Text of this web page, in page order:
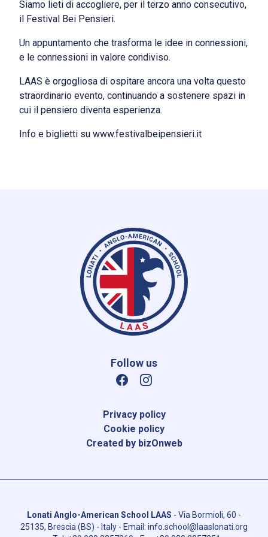
Siamo lieti di accogliere, per il terzo anno consecutivo,
il Festival Bei Pensieri.
Un appuntamento che trasforma le idee in connessioni,
e le connessioni in valore condiviso.
LAAS è orgogliosa di ospitare ancora una volta questo
straordinario evento, continuando a sostenere spazi in
cui il pensiero diventa esperienza.
Info e biglietti su www.festivalbeipensieri.it
Follow us
Privacy policy
Cookie policy
Created by bizOnweb
Lonati Anglo-American School LAAS - Via Bormioli, 60 -
25135, Brescia (BS) - Italy - Email: info.school@laaslonati.org